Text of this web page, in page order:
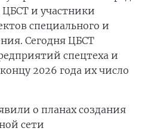
и участники
специального и
Сегодня ЦБСТ
спецтеха и
2026 года их число
о планах создания
сети